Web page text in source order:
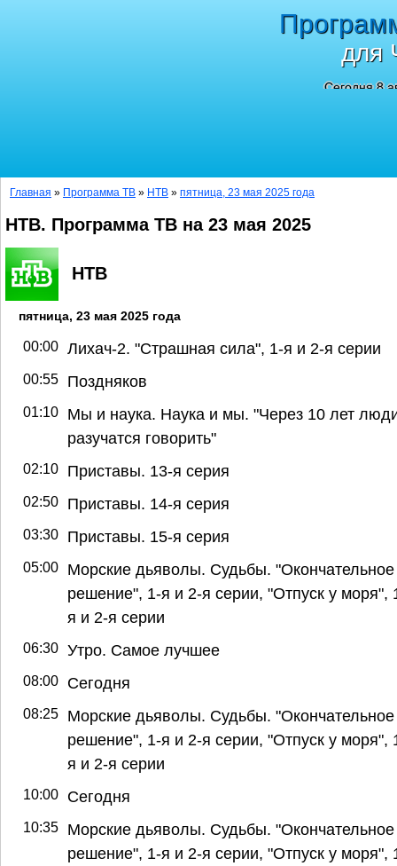
для
Сегодня 8
Главная » Программа ТВ » НТВ » пятница, 23 мая 2025 года
НТВ. Программа ТВ на 23 мая 2025
НТВ
пятница, 23 мая 2025 года
00:00 Лихач-2. "Страшная сила", 1-я и 2-я серии
00:55 Поздняков
01:10
Мы и наука. Наука и мы. "Через 10 лет
разучатся говорить"
02:10 Приставы. 13-я серия
02:50 Приставы. 14-я серия
03:30 Приставы. 15-я серия
05:00
Морские дьяволы. Судьбы. "Окончательное
решение", 1-я и 2-я серии, "Отпуск у моря",
я и 2-я серии
06:30 Утро. Самое лучшее
08:00 Сегодня
08:25
Морские дьяволы. Судьбы. "Окончательное
решение", 1-я и 2-я серии, "Отпуск у моря",
я и 2-я серии
10:00 Сегодня
10:35
Морские дьяволы. Судьбы. "Окончательное
решение", 1-я и 2-я серии, "Отпуск у моря",